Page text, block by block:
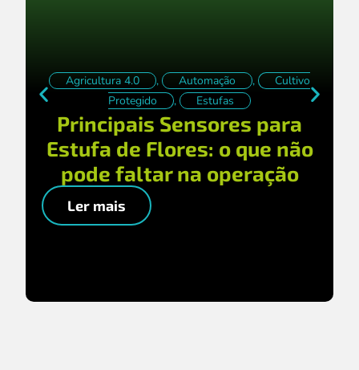
Agricultura 4.0 , Automação ,
Cultivo
Protegido
, Estufas
Principais Sensores para
Estufa de Flores: o que não
pode faltar na operação
Ler mais